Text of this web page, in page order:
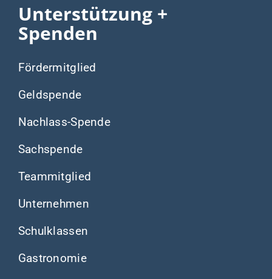
Unterstützung +
Spenden
Fördermitglied
Geldspende
Nachlass-Spende
Sachspende
Teammitglied
Unternehmen
Schulklassen
Gastronomie